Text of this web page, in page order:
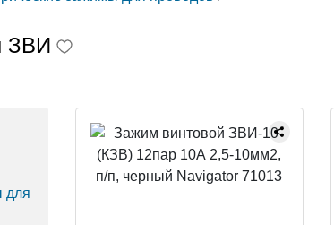
ЗВИ
для